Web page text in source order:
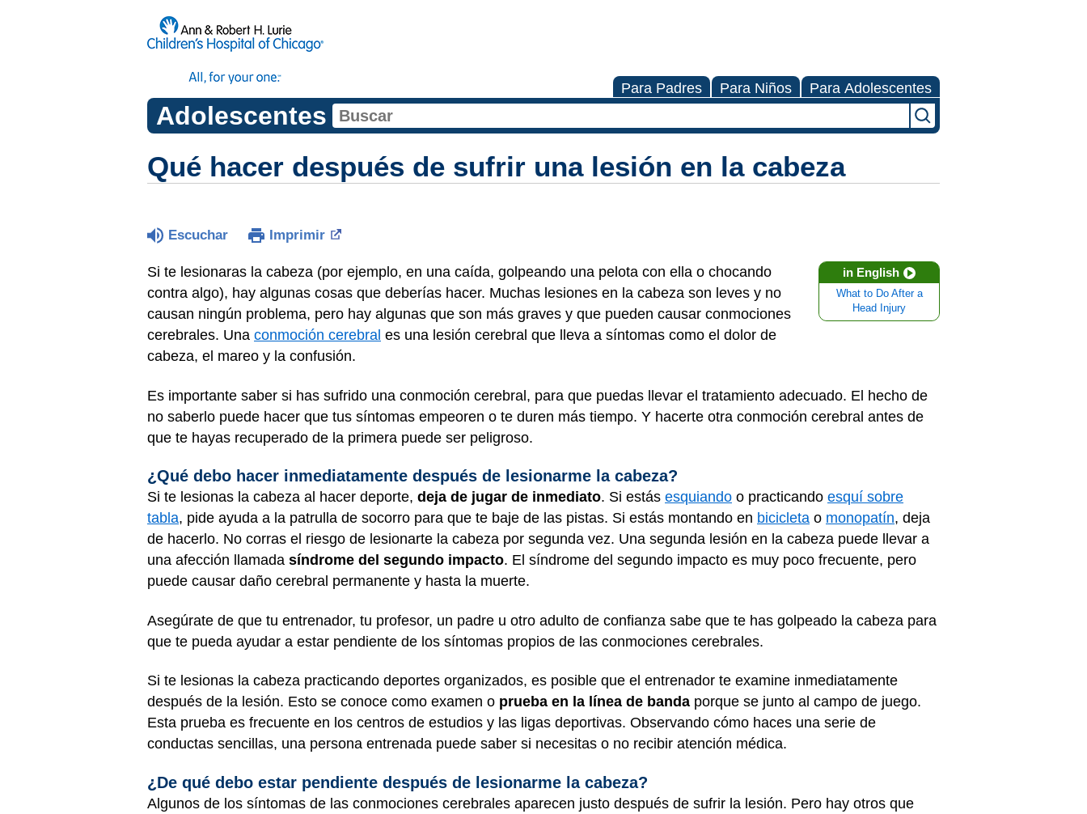
Para Padres Para Niños Para Adolescentes
Adolescentes
Qué hacer después de sufrir una lesión en la cabeza
Escuchar Imprimir
in English
What to Do After a
Head Injury
Si te lesionaras la cabeza (por ejemplo, en una caída, golpeando una pelota con ella o chocando
contra algo), hay algunas cosas que deberías hacer. Muchas lesiones en la cabeza son leves y no
causan ningún problema, pero hay algunas que son más graves y que pueden causar conmociones
cerebrales. Una conmoción cerebral es una lesión cerebral que lleva a síntomas como el dolor de
cabeza, el mareo y la confusión.
Es importante saber si has sufrido una conmoción cerebral, para que puedas llevar el tratamiento adecuado. El hecho de
no saberlo puede hacer que tus síntomas empeoren o te duren más tiempo. Y hacerte otra conmoción cerebral antes de
que te hayas recuperado de la primera puede ser peligroso.
¿Qué debo hacer inmediatamente después de lesionarme la cabeza?
Si te lesionas la cabeza al hacer deporte, deja de jugar de inmediato. Si estás esquiando o practicando esquí sobre
tabla, pide ayuda a la patrulla de socorro para que te baje de las pistas. Si estás montando en bicicleta o monopatín, deja
de hacerlo. No corras el riesgo de lesionarte la cabeza por segunda vez. Una segunda lesión en la cabeza puede llevar a
una afección llamada síndrome del segundo impacto. El síndrome del segundo impacto es muy poco frecuente, pero
puede causar daño cerebral permanente y hasta la muerte.
Asegúrate de que tu entrenador, tu profesor, un padre u otro adulto de confianza sabe que te has golpeado la cabeza para
que te pueda ayudar a estar pendiente de los síntomas propios de las conmociones cerebrales.
Si te lesionas la cabeza practicando deportes organizados, es posible que el entrenador te examine inmediatamente
después de la lesión. Esto se conoce como examen o prueba en la línea de banda porque se junto al campo de juego.
Esta prueba es frecuente en los centros de estudios y las ligas deportivas. Observando cómo haces una serie de
conductas sencillas, una persona entrenada puede saber si necesitas o no recibir atención médica.
¿De qué debo estar pendiente después de lesionarme la cabeza?
Algunos de los síntomas de las conmociones cerebrales aparecen justo después de sufrir la lesión. Pero hay otros que